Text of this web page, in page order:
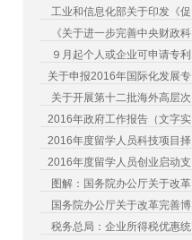
工业和信息化部关于印发《促
《关于进一步完善中央财政科
９月起个人或企业可申请专利
关于申报2016年国际化发展专
关于开展第十二批海外高层次
2016年政府工作报告（文字实
2016年度留学人员科技项目择
2016年度留学人员创业启动支
图解：国务院办公厅关于改革
国务院办公厅关于改革完善博
税务总局：企业所得税优惠统